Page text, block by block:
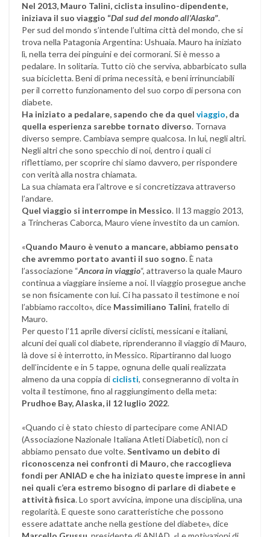
Nel 2013, Mauro Talini, ciclista insulino-dipendente,
iniziava il suo viaggio “Dal sud del mondo all’Alaska”.
Per sud del mondo s’intende l’ultima città del mondo, che si
trova nella Patagonia Argentina: Ushuaia. Mauro ha iniziato
lì, nella terra dei pinguini e dei cormorani. Si è messo a
pedalare. In solitaria. Tutto ciò che serviva, abbarbicato sulla
sua bicicletta. Beni di prima necessità, e beni irrinunciabili
per il corretto funzionamento del suo corpo di persona con
diabete.
Ha iniziato a pedalare, sapendo che da quel viaggio, da
quella esperienza sarebbe tornato diverso. Tornava
diverso sempre. Cambiava sempre qualcosa. In lui, negli altri.
Negli altri che sono specchio di noi, dentro i quali ci
riflettiamo, per scoprire chi siamo davvero, per rispondere
con verità alla nostra chiamata.
La sua chiamata era l’altrove e si concretizzava attraverso
l’andare.
Quel viaggio si interrompe in Messico. Il 13 maggio 2013,
a Trincheras Caborca, Mauro viene investito da un camion.
«Quando Mauro è venuto a mancare, abbiamo pensato
che avremmo portato avanti il suo sogno. È nata
l’associazione “Ancora in viaggio“, attraverso la quale Mauro
continua a viaggiare insieme a noi. Il viaggio prosegue anche
se non fisicamente con lui. Ci ha passato il testimone e noi
l’abbiamo raccolto», dice Massimiliano Talini, fratello di
Mauro.
Per questo l’11 aprile diversi ciclisti, messicani e italiani,
alcuni dei quali col diabete, riprenderanno il viaggio di Mauro,
là dove si è interrotto, in Messico. Ripartiranno dal luogo
dell’incidente e in 5 tappe, ognuna delle quali realizzata
almeno da una coppia di ciclisti, consegneranno di volta in
volta il testimone, fino al raggiungimento della meta:
Prudhoe Bay, Alaska, il 12 luglio 2022.
«Quando ci è stato chiesto di partecipare come ANIAD
(Associazione Nazionale Italiana Atleti Diabetici), non ci
abbiamo pensato due volte.Sentivamo un debito di
riconoscenza nei confronti di Mauro, che raccoglieva
fondi per ANIAD e che ha iniziato queste imprese in anni
nei quali c’era estremo bisogno di parlare di diabete e
attività fisica. Lo sport avvicina, impone una disciplina, una
regolarità. E queste sono caratteristiche che possono
essere adattate anche nella gestione del diabete», dice